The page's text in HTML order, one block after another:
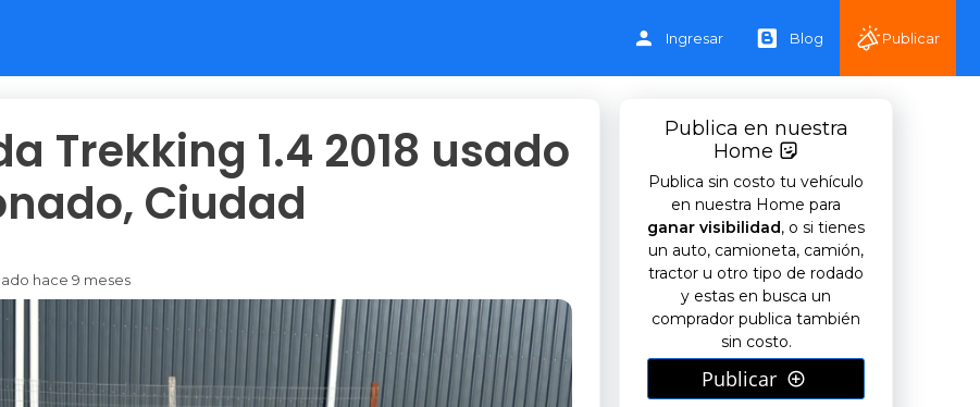
Ingresar Blog Publicar
Trekking 1.4 2018 usado
Ciudad
hace 9 meses
Publica en nuestra
Home
Publica sin costo tu vehículo
en nuestra Home para
ganar visibilidad, o si tienes
un auto, camioneta, camión,
tractor u otro tipo de rodado
y estas en busca un
comprador publica también
sin costo.
Publicar